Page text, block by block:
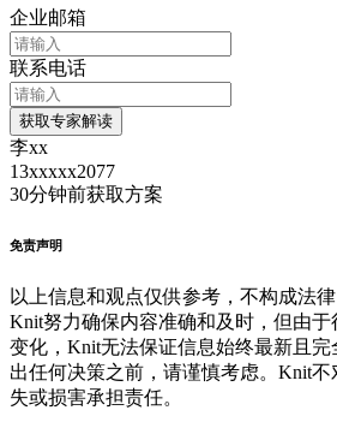
企业邮箱
联系电话
获取专家解读
李xx
13xxxxx2077
30分钟前获取方案
免责声明
以上信息和观点仅供参考，不构成法
Knit努力确保内容准确和及时，但由
变化，Knit无法保证信息始终最新且
出任何决策之前，请谨慎考虑。Knit
失或损害承担责任。